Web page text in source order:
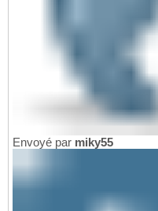
Envoyé par miky55